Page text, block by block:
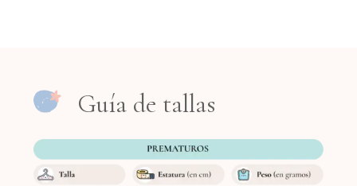
Es un modelo perfecto para salir de la
clínica, abrigado y muy vestidor
Guía de tallas